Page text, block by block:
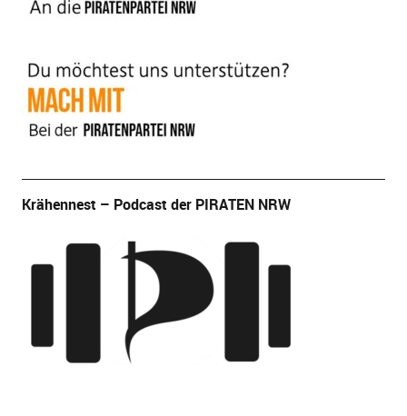
Krähennest – Podcast der PIRATEN NRW